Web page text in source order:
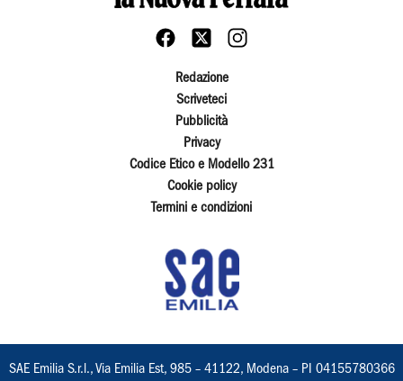
Redazione
Scriveteci
Pubblicità
Privacy
Codice Etico e Modello 231
Cookie policy
Termini e condizioni
SAE Emilia S.r.l., Via Emilia Est, 985 – 41122, Modena – PI 04155780366